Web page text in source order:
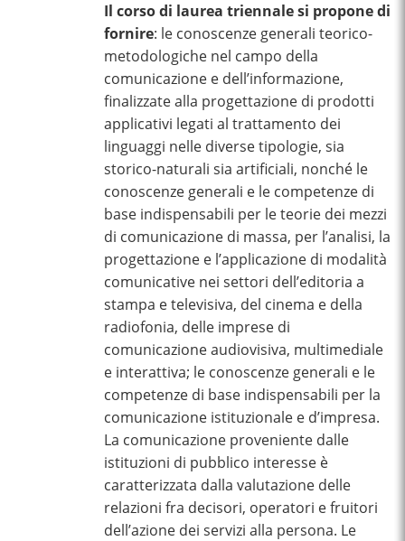
Il corso di laurea triennale si propone di
fornire: le conoscenze generali teorico-
metodologiche nel campo della
comunicazione e dell’informazione,
finalizzate alla progettazione di prodotti
applicativi legati al trattamento dei
linguaggi nelle diverse tipologie, sia
storico-naturali sia artificiali, nonché le
conoscenze generali e le competenze di
base indispensabili per le teorie dei mezzi
di comunicazione di massa, per l’analisi, la
progettazione e l’applicazione di modalità
comunicative nei settori dell’editoria a
stampa e televisiva, del cinema e della
radiofonia, delle imprese di
comunicazione audiovisiva, multimediale
e interattiva; le conoscenze generali e le
competenze di base indispensabili per la
comunicazione istituzionale e d’impresa.
La comunicazione proveniente dalle
istituzioni di pubblico interesse è
caratterizzata dalla valutazione delle
relazioni fra decisori, operatori e fruitori
dell’azione dei servizi alla persona. Le